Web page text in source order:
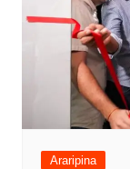
Araripina